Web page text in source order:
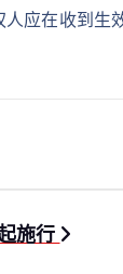
应在收到生
施行